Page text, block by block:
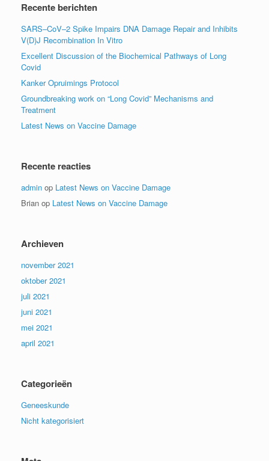
Recente berichten
SARS–CoV–2 Spike Impairs DNA Damage Repair and Inhibits
V(D)J Recombination In Vitro
Excellent Discussion of the Biochemical Pathways of Long
Covid
Kanker Opruimings Protocol
Groundbreaking work on “Long Covid” Mechanisms and
Treatment
Latest News on Vaccine Damage
Recente reacties
admin op Latest News on Vaccine Damage
Brian op Latest News on Vaccine Damage
Archieven
november 2021
oktober 2021
juli 2021
juni 2021
mei 2021
april 2021
Categorieën
Geneeskunde
Nicht kategorisiert